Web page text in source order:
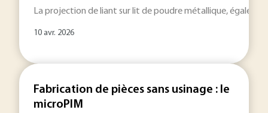
La projection de liant sur lit de poudre métallique,
10 avr. 2026
Fabrication de pièces sans usinage : le
microPIM